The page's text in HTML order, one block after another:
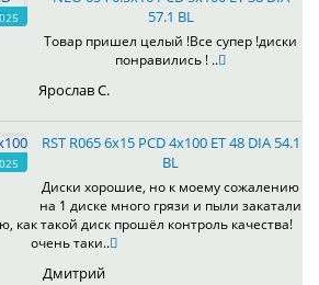
57.1 BL
Товар пришел целый !Все супер !диски
понравились ! ..
Ярослав С.
RST R065 6x15 PCD 4x100 ET 48 DIA 54.1
BL
Диски хорошие, но к моему сожалению
на 1 диске много грязи и пыли закатали
как такой диск прошёл контроль качества!
очень таки..
Дмитрий